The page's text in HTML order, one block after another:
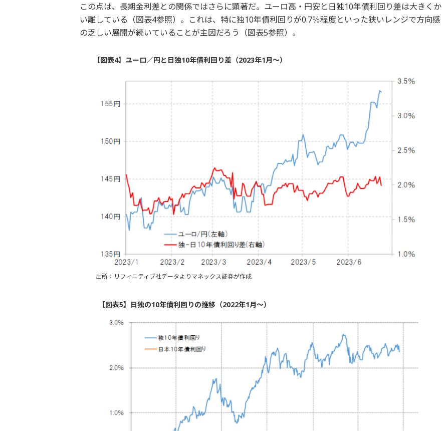
この点は、長期金利差との関係ではさらに顕著だ。ユーロ高・円安と日独10年債利回り差は大きくか
い離している（図表4参照）。これは、特に独10年債利回りが0.7％程度といった狭いレンジで方向感
の乏しい展開が続いていることが主因だろう（図表5参照）。
【図表4】ユーロ／円と日独10年債利回り差（2023年1月～）
出所：リフィニティブ社データよりマネックス証券が作成
【図表5】日独の10年債利回りの推移（2022年1月～）